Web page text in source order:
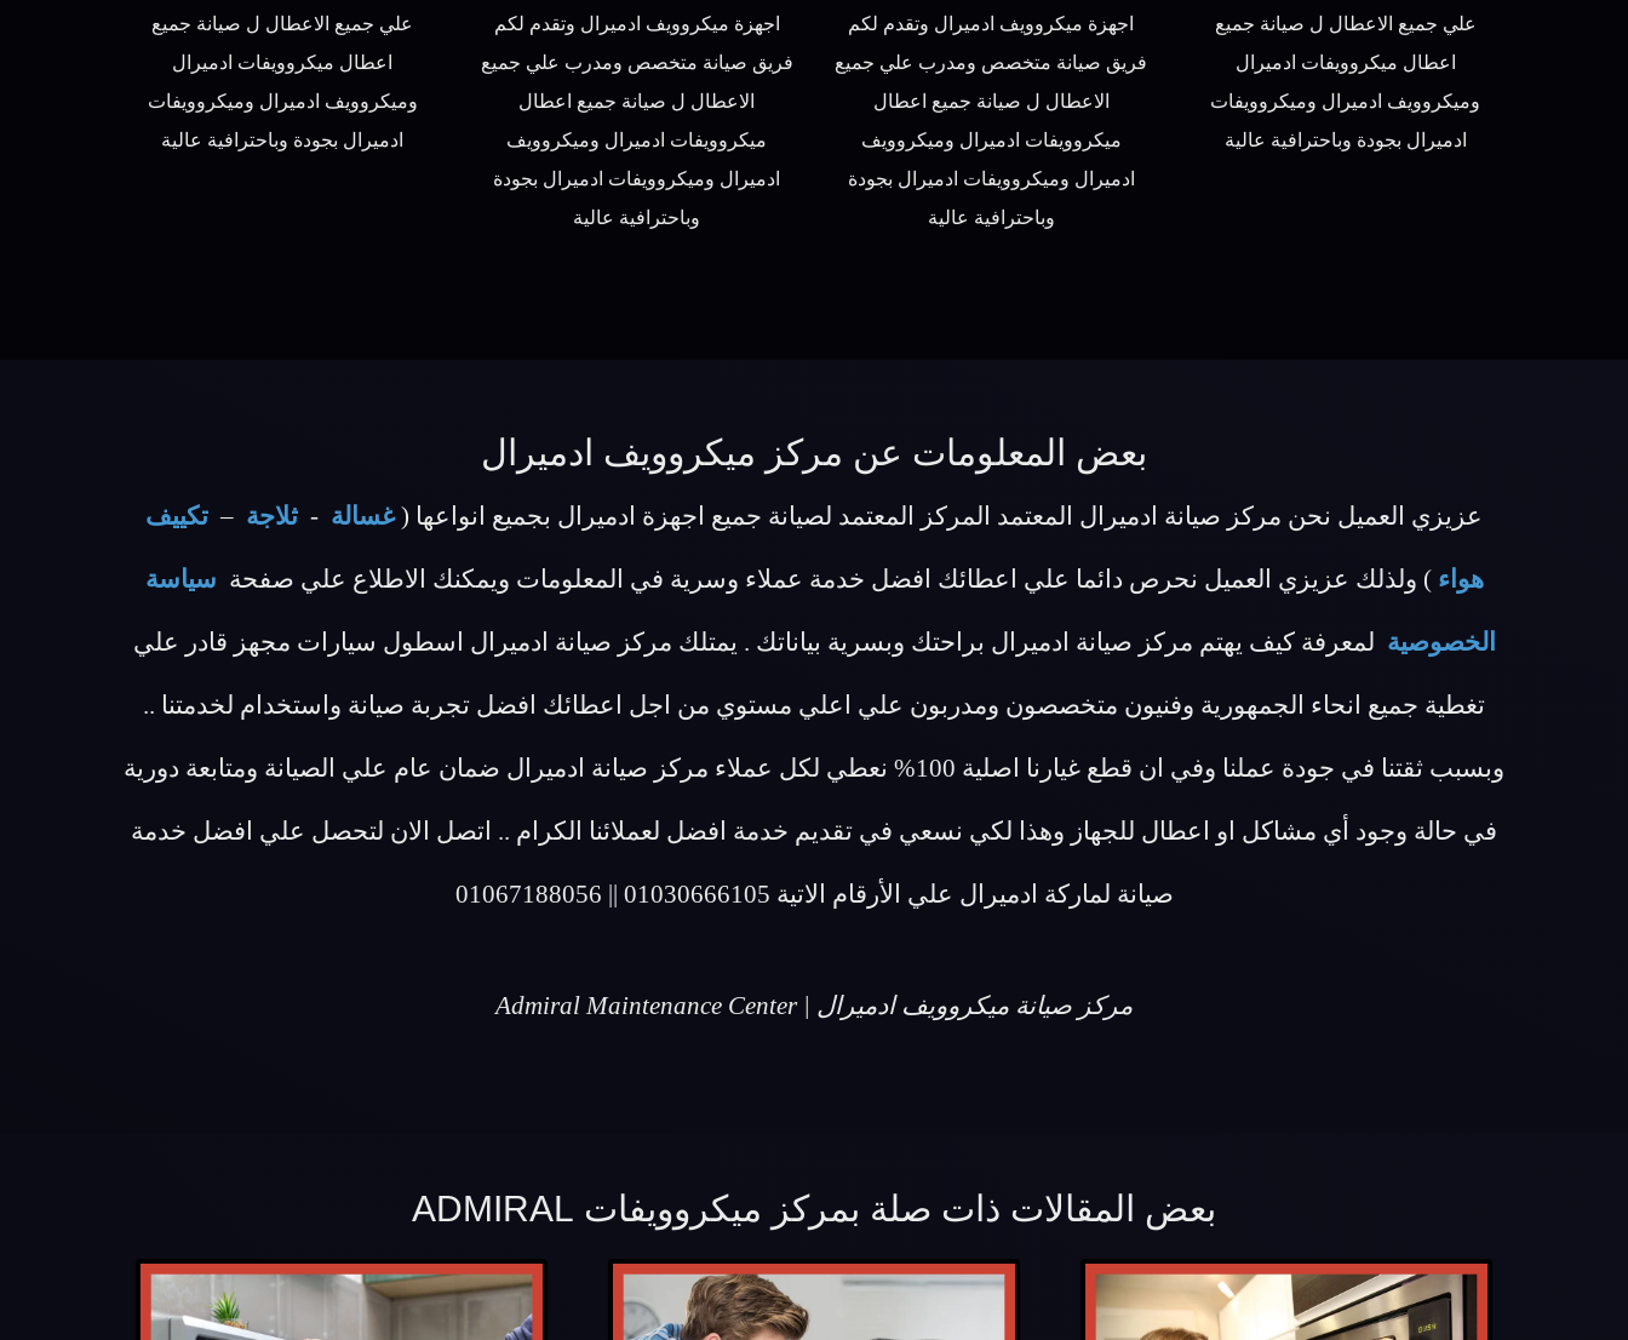
علي جميع الاعطال ل صيانة جميع
اعطال ميكروويفات ادميرال
وميكروويف ادميرال وميكروويفات
ادميرال بجودة وباحترافية عالية
اجهزة ميكروويف ادميرال وتقدم لكم
فريق صيانة متخصص ومدرب علي جميع
الاعطال ل صيانة جميع اعطال
ميكروويفات ادميرال وميكروويف
ادميرال وميكروويفات ادميرال بجودة
وباحترافية عالية
اجهزة ميكروويف ادميرال وتقدم لكم
فريق صيانة متخصص ومدرب علي جميع
الاعطال ل صيانة جميع اعطال
ميكروويفات ادميرال وميكروويف
ادميرال وميكروويفات ادميرال بجودة
وباحترافية عالية
علي جميع الاعطال ل صيانة جميع
اعطال ميكروويفات ادميرال
وميكروويف ادميرال وميكروويفات
ادميرال بجودة وباحترافية عالية
بعض المعلومات عن مركز ميكروويف ادميرال
عزيزي العميل نحن مركز صيانة ادميرال المعتمد المركز المعتمد لصيانة جميع اجهزة ادميرال بجميع انواعها ( غسالة - ثلاجة – تكييف
هواء ) ولذلك عزيزي العميل نحرص دائما علي اعطائك افضل خدمة عملاء وسرية في المعلومات ويمكنك الاطلاع علي صفحة سياسة
الخصوصية لمعرفة كيف يهتم مركز صيانة ادميرال براحتك وبسرية بياناتك . يمتلك مركز صيانة ادميرال اسطول سيارات مجهز قادر علي
تغطية جميع انحاء الجمهورية وفنيون متخصصون ومدربون علي اعلي مستوي من اجل اعطائك افضل تجربة صيانة واستخدام لخدمتنا ..
وبسبب ثقتنا في جودة عملنا وفي ان قطع غيارنا اصلية 100% نعطي لكل عملاء مركز صيانة ادميرال ضمان عام علي الصيانة ومتابعة دورية
في حالة وجود أي مشاكل او اعطال للجهاز وهذا لكي نسعي في تقديم خدمة افضل لعملائنا الكرام .. اتصل الان لتحصل علي افضل خدمة
صيانة لماركة ادميرال علي الأرقام الاتية 01030666105 || 01067188056
مركز صيانة ميكروويف ادميرال | Admiral Maintenance Center
بعض المقالات ذات صلة بمركز ميكروويفات ADMIRAL